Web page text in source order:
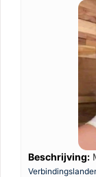
Beschrijving: